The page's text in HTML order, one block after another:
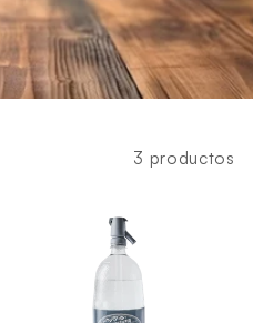
3 productos